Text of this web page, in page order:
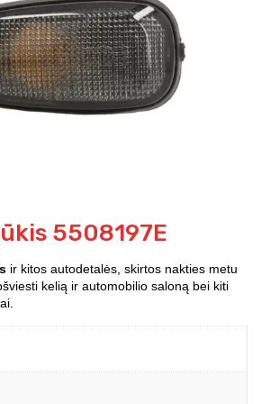
5508197E
ir kitos autodetalės, skirtos nakties metu
kelią ir automobilio saloną bei kiti